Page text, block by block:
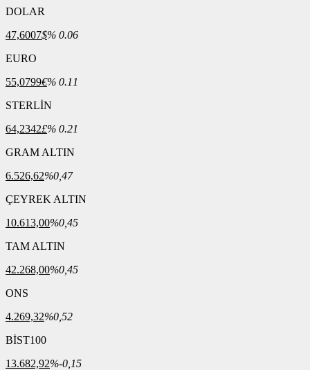
DOLAR
47,6007$% 0.06
EURO
55,0799€% 0.11
STERLİN
64,2342£% 0.21
GRAM ALTIN
6.526,62%0,47
ÇEYREK ALTIN
10.613,00%0,45
TAM ALTIN
42.268,00%0,45
ONS
4.269,32%0,52
BİST100
13.682,92%-0,15